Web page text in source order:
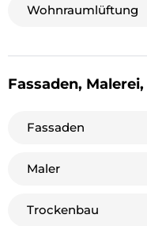
Wohnraumlüftung
Fassaden,
Fassaden
Maler
Trockenbau